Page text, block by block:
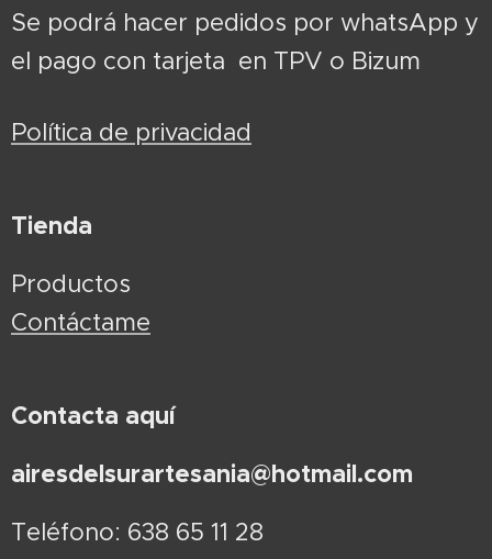
Se podrá hacer pedidos por whatsApp y
el pago con tarjeta en TPV o Bizum
Política de privacidad
Tienda
Productos
Contáctame
Contacta aquí
airesdelsurartesania@hotmail.com
Teléfono: 638 65 11 28